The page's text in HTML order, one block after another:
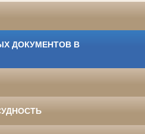
ДОКУМЕНТОВ В